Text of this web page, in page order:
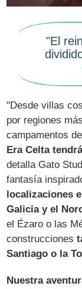
"El
"Desde villas
por regiones
campamentos
Era Celta
detalla Gato
fantasía
localizaciones
Galicia y el
el Ézaro o las
construcciones
Santiago o la
Nuestra